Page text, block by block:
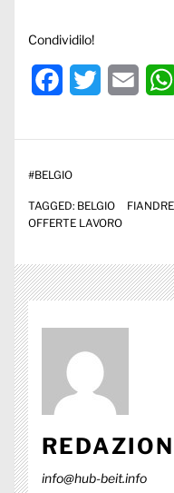
Condividilo!
Facebook
Twitter Email
#BELGIO
TAGGED: BELGIO FIANDRE
OFFERTE LAVORO
info@hub-beit.info